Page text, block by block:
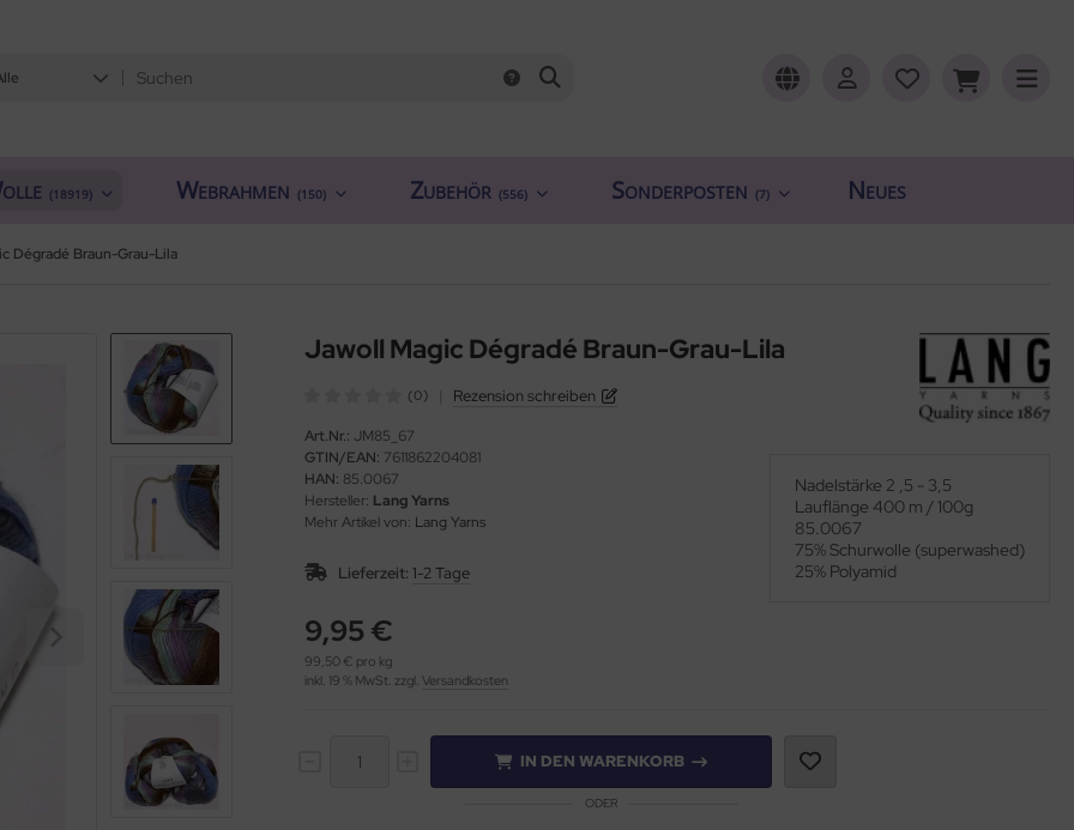
(18919) Webrahmen (150) Zubehör (556) Sonderposten (7) Neues
Dégradé Braun-Grau-Lila
Jawoll Magic Dégradé Braun-Grau-Lila
(0) Rezension schreiben
Art.Nr.: JM85_67
GTIN/EAN: 7611862204081
HAN: 85.0067
Hersteller: Lang Yarns
Mehr Artikel von: Lang Yarns
Lieferzeit: 1-2 Tage
9,95 €
99,50 € pro kg
inkl. 19 % MwSt. zzgl. Versandkosten
Nadelstärke 2 ,5 - 3,5
Lauflänge 400 m / 100g
85.0067
75% Schurwolle (superwashed)
25% Polyamid
IN DEN WARENKORB
ODER